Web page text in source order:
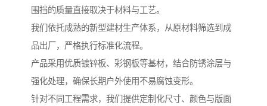
围挡的质量直接取决于材料与工艺。
我们依托成熟的新型建材生产体系，从原材料筛选到成
品出厂，严格执行标准化流程。
产品采用优质镀锌板、彩钢板等基材，结合防锈涂层与
强化处理，确保长期户外使用不易腐蚀变形。
针对不同工程需求，我们提供定制化尺寸、颜色与版面